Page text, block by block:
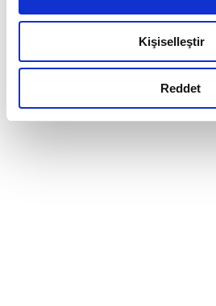
belirleyebilirsiniz. Çerezlere ilişkin
Ayarlar butonuna tıklayabilir,
Metnimizi ziyaret edebilirsiniz.
okumak ve sitemizi ziyaretiniz
Kişiselleştir
Reddet